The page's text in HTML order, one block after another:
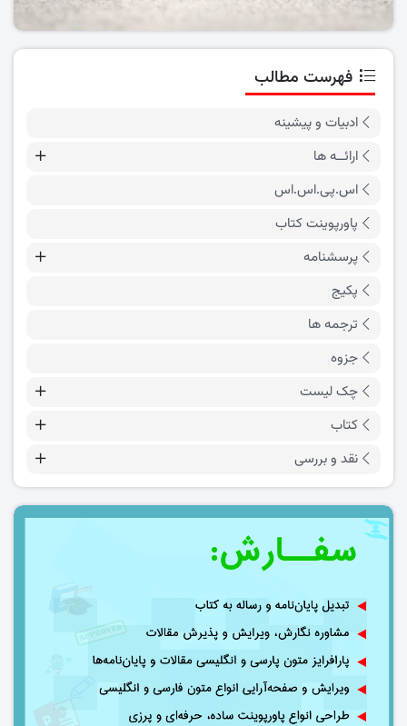
فهرست مطالب
ادبیات و پیشینه
ارائــه ها
اس.پی.اس.اس
پاورپوینت کتاب
پرسشنامه
پکیج
ترجمه ها
جزوه
چک لیست
کتاب
نقد و بررسی